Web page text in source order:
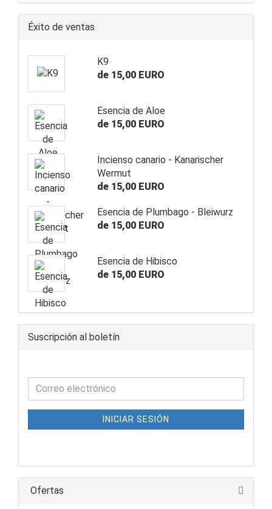
Éxito de ventas
K9
de 15,00 EURO
Esencia de Aloe
de 15,00 EURO
Incienso canario - Kanarischer
Wermut
de 15,00 EURO
Esencia de Plumbago - Bleiwurz
de 15,00 EURO
Esencia de Hibisco
de 15,00 EURO
Suscripción al boletín
INICIAR SESIÓN
Ofertas